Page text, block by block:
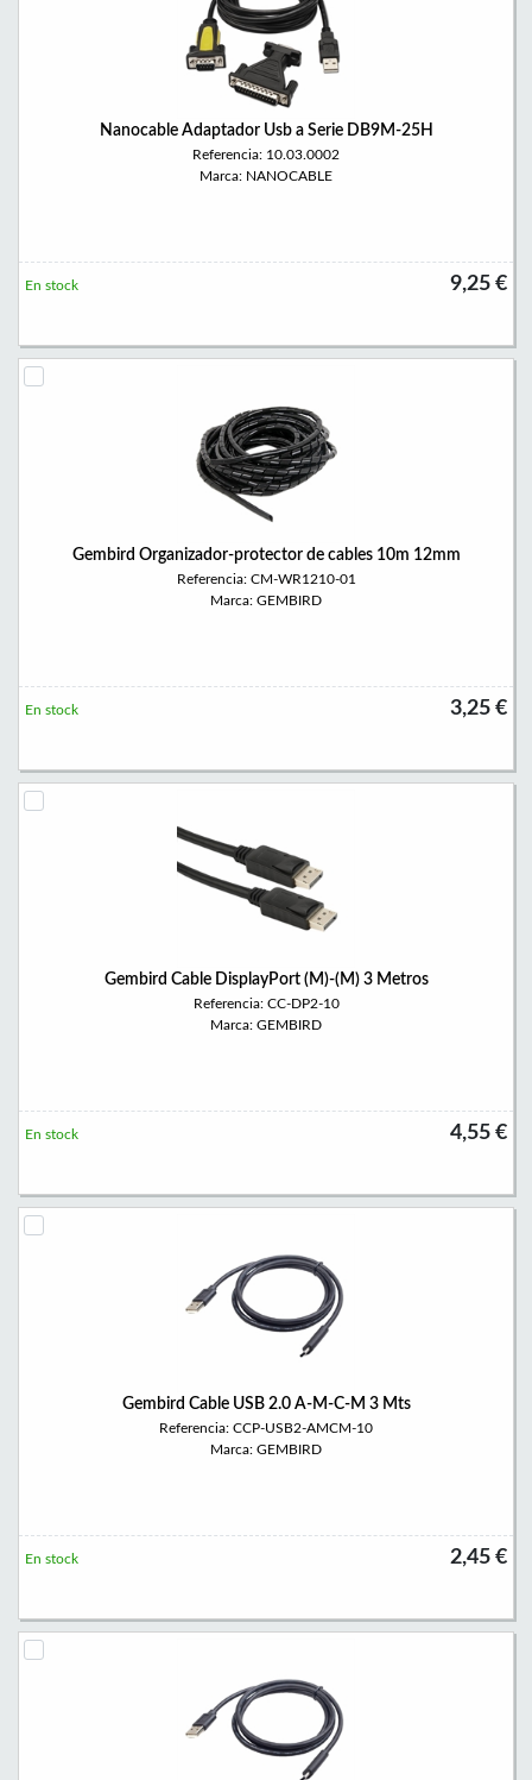
Nanocable Adaptador Usb a Serie DB9M-25H
Referencia: 10.03.0002
Marca: NANOCABLE
9,25 €
En stock
Gembird Organizador-protector de cables 10m 12mm
Referencia: CM-WR1210-01
Marca: GEMBIRD
3,25 €
En stock
Gembird Cable DisplayPort (M)-(M) 3 Metros
Referencia: CC-DP2-10
Marca: GEMBIRD
4,55 €
En stock
Gembird Cable USB 2.0 A-M-C-M 3 Mts
Referencia: CCP-USB2-AMCM-10
Marca: GEMBIRD
2,45 €
En stock